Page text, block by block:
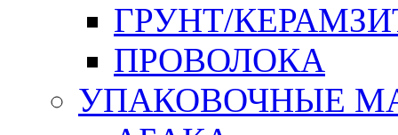
ГРУНТ/
ПРОВОЛОКА
УПАКОВОЧНЫЕ